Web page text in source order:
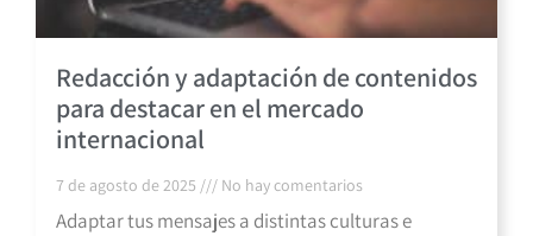
Redacción y adaptación de contenidos
para destacar en el mercado
internacional
7 de agosto de 2025 No hay comentarios
Adaptar tus mensajes a distintas culturas e